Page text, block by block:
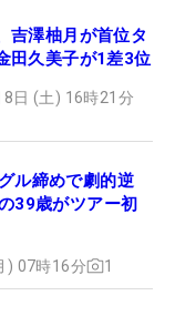
吉澤柚月が首位タ
久美子が1差3位
日 (土) 16時21分
ル締めで劇的逆
39歳がツアー初
) 07時16分 1